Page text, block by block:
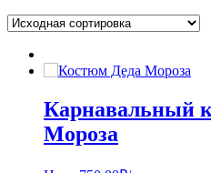
Карнавальный
Мороза